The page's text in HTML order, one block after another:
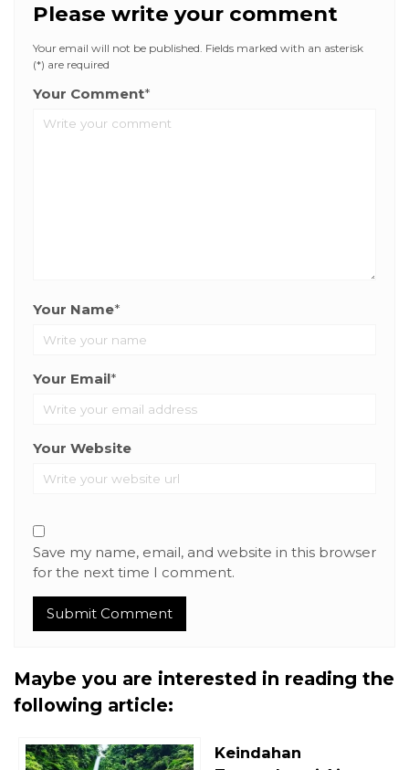
Please write your comment
Your email will not be published. Fields marked with an asterisk
(*) are required
Your Comment*
Your Name*
Your Email*
Your Website
Save my name, email, and website in this browser
for the next time I comment.
Maybe you are interested in reading the
following article:
Keindahan